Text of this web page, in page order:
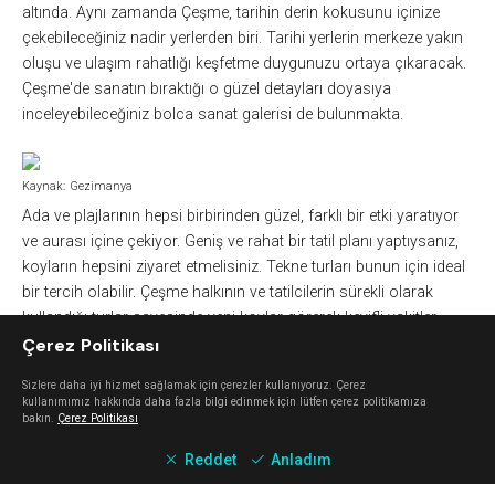
altında. Aynı zamanda Çeşme, tarihin derin kokusunu içinize
çekebileceğiniz nadir yerlerden biri. Tarihi yerlerin merkeze yakın
oluşu ve ulaşım rahatlığı keşfetme duygunuzu ortaya çıkaracak.
Çeşme'de sanatın bıraktığı o güzel detayları doyasıya
inceleyebileceğiniz bolca sanat galerisi de bulunmakta.
Kaynak: Gezimanya
Ada ve plajlarının hepsi birbirinden güzel, farklı bir etki yaratıyor
ve aurası içine çekiyor. Geniş ve rahat bir tatil planı yaptıysanız,
koyların hepsini ziyaret etmelisiniz. Tekne turları bunun için ideal
bir tercih olabilir. Çeşme halkının ve tatilcilerin sürekli olarak
kullandığı turlar sayesinde yeni koylar görerek keyifli vakitler
geçirebilirsiniz. Gezi rehberimizde Çeşme’de huzurlu ve keyifli
düşerse eğlencenin tadına vararak arkanızda güzel anılar
bırakabilirsiniz…
Çerez Politikası
Sizlere daha iyi hizmet sağlamak için çerezler kullanıyoruz. Çerez
kullanımımız hakkında daha fazla bilgi edinmek için lütfen çerez politikamıza
bakın. Çerez Politikası
Reddet Anladım